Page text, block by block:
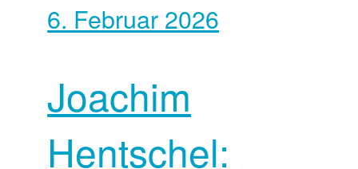
6. Februar 2026
Joachim
Hentschel: